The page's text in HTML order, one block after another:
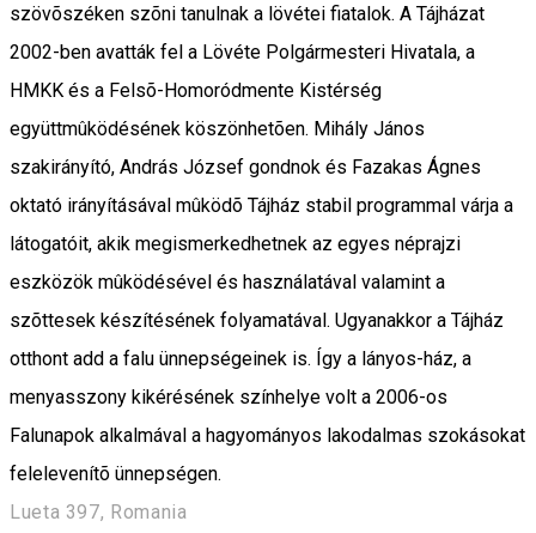
szövõszéken szõni tanulnak a lövétei fiatalok. A Tájházat
2002-ben avatták fel a Lövéte Polgármesteri Hivatala, a
HMKK és a Felsõ-Homoródmente Kistérség
együttmûködésének köszönhetõen. Mihály János
szakirányító, András József gondnok és Fazakas Ágnes
oktató irányításával mûködõ Tájház stabil programmal várja a
látogatóit, akik megismerkedhetnek az egyes néprajzi
eszközök mûködésével és használatával valamint a
szõttesek készítésének folyamatával. Ugyanakkor a Tájház
otthont add a falu ünnepségeinek is. Így a lányos-ház, a
menyasszony kikérésének színhelye volt a 2006-os
Falunapok alkalmával a hagyományos lakodalmas szokásokat
felelevenítõ ünnepségen.
Lueta 397, Romania